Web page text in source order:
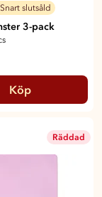
Snart slutsåld
3-pack
Köp
Räddad